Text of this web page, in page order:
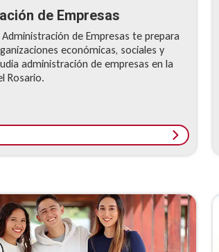
de Empresas
Administración de Empresas te prepara
económicas, sociales y
administración de empresas en la
Rosario.